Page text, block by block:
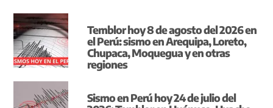
Temblor hoy 8 de agosto del 2026 en
el Perú: sismo en Arequipa, Loreto,
Chupaca, Moquegua y en otras
regiones
Sismo en Perú hoy 24 de julio del